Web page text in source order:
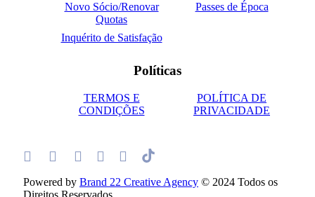
Novo Sócio/Renovar
Quotas
Passes de Época
Inquérito de Satisfação
Políticas
TERMOS E
CONDIÇÕES
POLÍTICA DE
PRIVACIDADE
Powered by Brand 22 Creative Agency © 2024 Todos os
Direitos Reservados